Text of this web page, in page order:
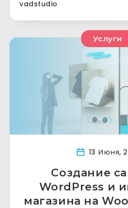
vadstudio
Услуги
13 Июня,
Создание
WordPress и
магазина на